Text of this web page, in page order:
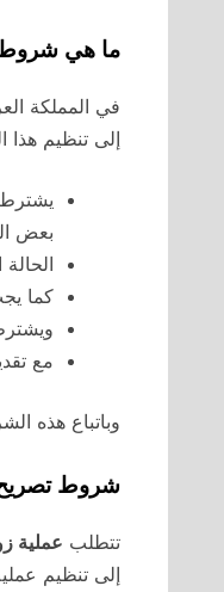
ما هي شروط
في المملكة
إلى تنظيم هذا
بعض
كما
مع
وباتباع هذه
شروط تصريح
تتطلب عملية
إلى تنظيم